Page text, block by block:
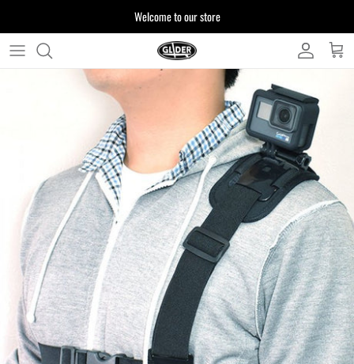
ッ
Welcome to our store
よくある質問
お客様からいただいたご質問をまとめており
注文について 製品について